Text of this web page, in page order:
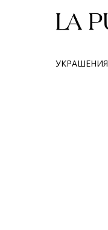
УКРАШЕНИЯ